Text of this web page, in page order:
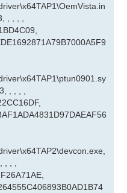
, , , ,
, , , ,
, , ,